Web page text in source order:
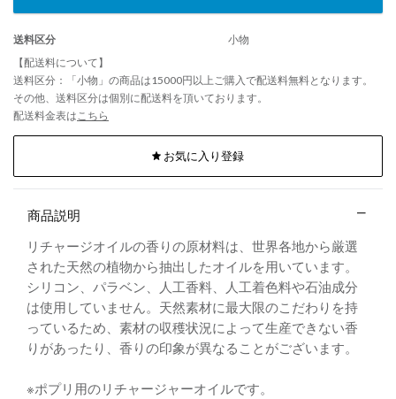
送料区分
小物
【配送料について】
送料区分：「小物」の商品は15000円以上ご購入で配送料無料となります。
その他、送料区分は個別に配送料を頂いております。
配送料金表は こちら
お気に入り登録
商品説明
リチャージオイルの香りの原材料は、世界各地から厳選
された天然の植物から抽出したオイルを用いています。
シリコン、パラベン、人工香料、人工着色料や石油成分
は使用していません。天然素材に最大限のこだわりを持
っているため、素材の収穫状況によって生産できない香
りがあったり、香りの印象が異なることがございます。
※ポプリ用のリチャージャーオイルです。